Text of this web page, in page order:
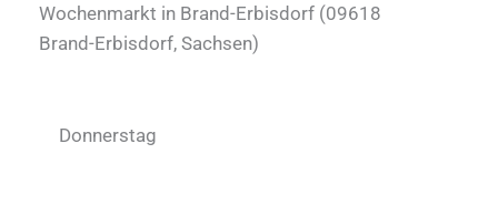
Wochenmarkt in Brand-Erbisdorf (09618
Brand-Erbisdorf, Sachsen)
Donnerstag